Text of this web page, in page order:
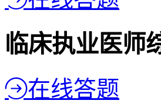
临床执业医师
在线答题